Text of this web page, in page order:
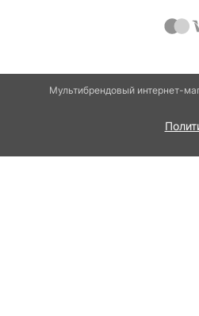
Мультибрендовый интернет-